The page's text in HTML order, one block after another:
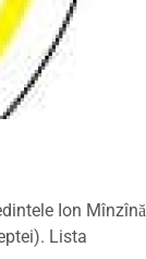
Ion Mînzînă
Lista